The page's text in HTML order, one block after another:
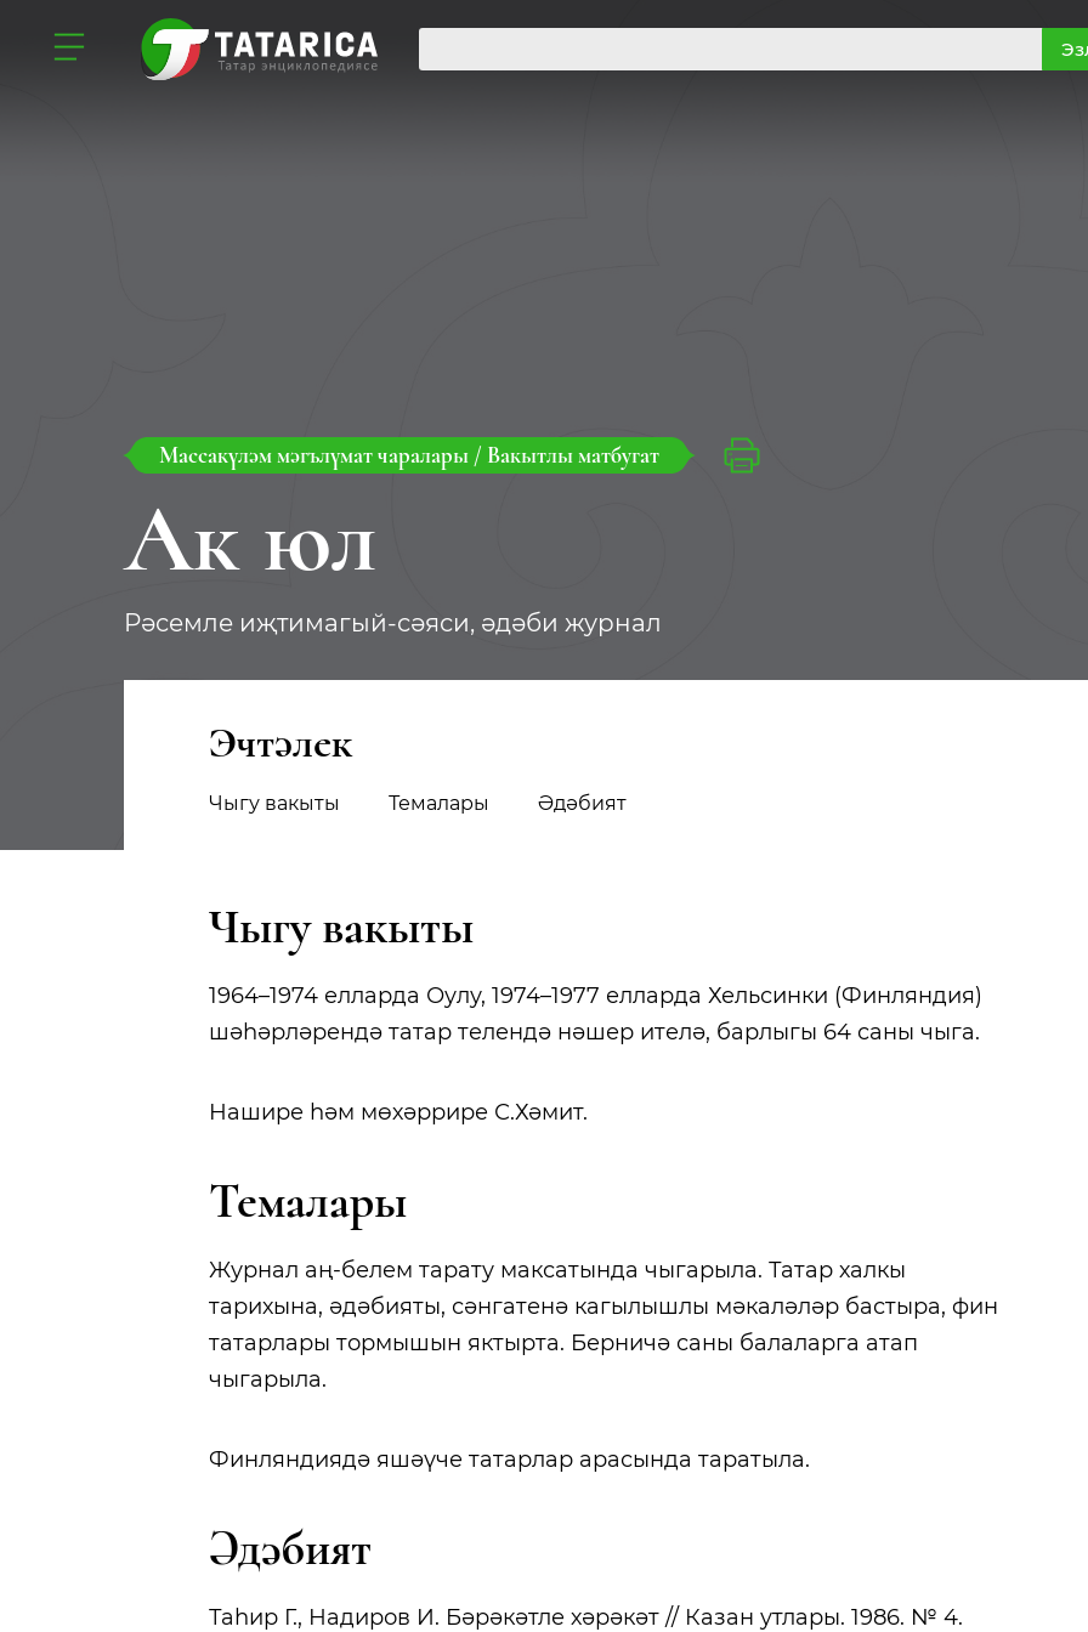
Массакүләм мәгълүмат чаралары / Вакытлы матбугат
Ак юл
Рәсемле иҗтимагый-сәяси, әдәби журнал
Эчтәлек
Чыгу вакыты Темалары Әдәбият
Чыгу вакыты
1964–1974 елларда Оулу, 1974–1977 елларда Хельсинки (Финляндия)
шәһәрләрендә татар телендә нәшер ителә, барлыгы 64 саны чыга.
Нашире һәм мөхәррире С.Хәмит.
Темалары
Журнал аң-белем тарату максатында чыгарыла. Татар халкы
тарихына, әдәбияты, сәнгатенә кагылышлы мәкаләләр бастыра, фин
татарлары тормышын яктырта. Берничә саны балаларга атап
чыгарыла.
Финляндиядә яшәүче татарлар арасында таратыла.
Әдәбият
Таһир Г., Надиров И. Бәрәкәтле хәрәкәт // Казан утлары. 1986. № 4.
Халык музыкасы Милли аш-су